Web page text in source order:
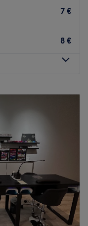
7 €
8 €
09:30–
09:30
10:00–17:00
Geschlossen
- Beauty, Nails &
du dich
deine Hände
langanhaltenden